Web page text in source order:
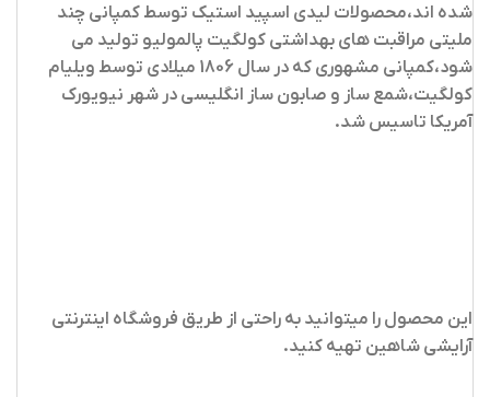
شده اند،محصولات لیدی اسپید استیک توسط کمپانی چند
ملیتی مراقبت های بهداشتی کولگیت پالمولیو تولید می
شود،کمپانی مشهوری که در سال 1806 میلادی توسط ویلیام
کولگیت،شمع ساز و صابون ساز انگلیسی در شهر نیویورک
آمریکا تاسیس شد.
این محصول را میتوانید به راحتی از طریق فروشگاه اینترنتی
آرایشی شاهین تهیه کنید.